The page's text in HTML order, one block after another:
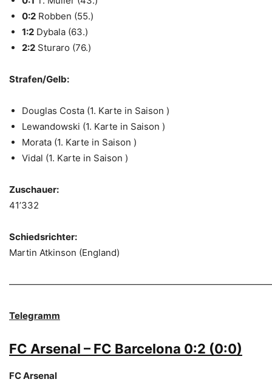
0:2 Robben (55.)
1:2 Dybala (63.)
2:2 Sturaro (76.)
Strafen/Gelb:
Douglas Costa (1. Karte in Saison )
Lewandowski (1. Karte in Saison )
Morata (1. Karte in Saison )
Vidal (1. Karte in Saison )
Zuschauer:
41’332
Schiedsrichter:
Martin Atkinson (England)
Telegramm
FC Arsenal – FC Barcelona 0:2 (0:0)
FC Arsenal